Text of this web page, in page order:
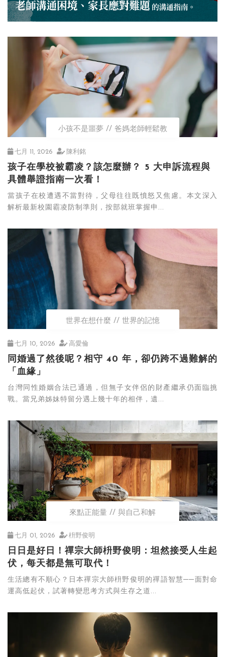
小孩不是噩夢 爸媽老師輕鬆教
七月 11, 2026 陳利銘
孩子在學校被霸凌？該怎麼辦？ 5 大申訴流程與
具體舉證指南一次看！
當孩子在校遭遇不當對待，父母往往既憤怒又焦慮。本文深入
解析最新校園霸凌防制準則，按部就班掌握申...
世界在想什麼 世界的記憶
七月 10, 2026 高愛倫
同婚過了然後呢？相守 40 年，卻仍跨不過難解的
「血緣」
台灣同性婚姻合法已通過，但無子女伴侶的財產繼承仍面臨挑
戰。當兄弟姊妹特留分遇上幾十年的相伴，遺...
來點正能量 與自己和解
七月 01, 2026 枡野俊明
日日是好日！禪宗大師枡野俊明：坦然接受人生起
伏，每天都是無可取代！
生活總有不順心？日本禪宗大師枡野俊明的禪語智慧──面對命
運高低起伏，試著轉變思考方式與生存之道...